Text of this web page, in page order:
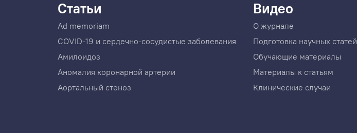
Статьи
Ad memoriam
COVID-19 и сердечно-сосудистые заболевания
Амилоидоз
Аномалия коронарной артерии
Аортальный стеноз
Видео
О журнале
Подготовка научных статей
Обучающие материалы
Материалы к статьям
Клинические случаи